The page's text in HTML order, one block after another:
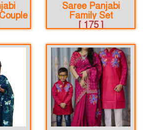
Saree Panjabi
Family Set
[ 175 ]